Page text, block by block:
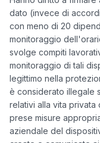
dato (invece di
con meno di 20
monitoraggio
svolge compiti
monitoraggio di tali
legittimo nella
è considerato illegale
relativi alla vita
prese misure
aziendale del